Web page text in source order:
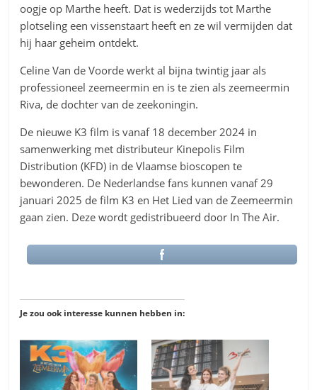
oogje op Marthe heeft. Dat is wederzijds tot Marthe
plotseling een vissenstaart heeft en ze wil vermijden dat
hij haar geheim ontdekt.
Celine Van de Voorde werkt al bijna twintig jaar als
professioneel zeemeermin en is te zien als zeemeermin
Riva, de dochter van de zeekoningin.
De nieuwe K3 film is vanaf 18 december 2024 in
samenwerking met distributeur Kinepolis Film
Distribution (KFD) in de Vlaamse bioscopen te
bewonderen. De Nederlandse fans kunnen vanaf 29
januari 2025 de film K3 en Het Lied van de Zeemeermin
gaan zien. Deze wordt gedistribueerd door In The Air.
Je zou ook interesse kunnen hebben in: